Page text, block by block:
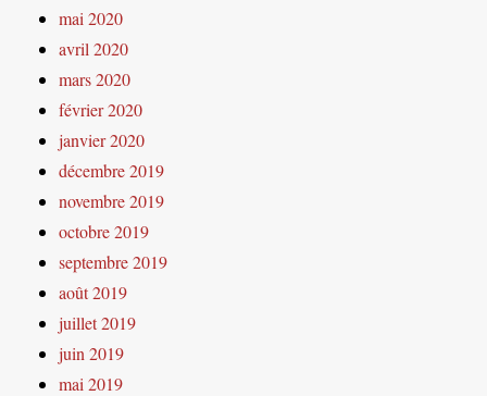
mai 2020
avril 2020
mars 2020
février 2020
janvier 2020
décembre 2019
novembre 2019
octobre 2019
septembre 2019
août 2019
juillet 2019
juin 2019
mai 2019